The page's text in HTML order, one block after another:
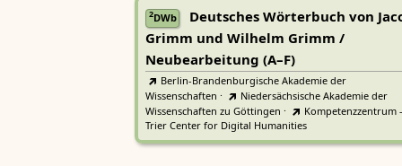
2DWb
Deutsches Wörterbuch von
Grimm und Wilhelm Grimm /
Neubearbeitung (A–F)
Berlin-Brandenburgische Akademie der
Wissenschaften ·
Niedersächsische Akademie der
Wissenschaften zu Göttingen ·
Kompetenzzentrum -
Trier Center for Digital Humanities